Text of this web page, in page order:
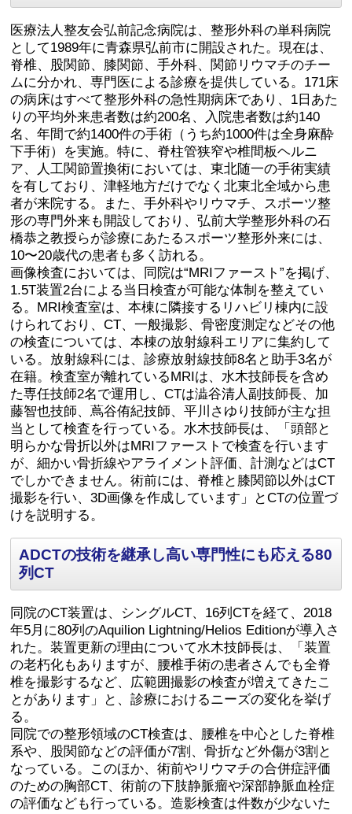
医療法人整友会弘前記念病院は、整形外科の単科病院
として1989年に青森県弘前市に開設された。現在は、
脊椎、股関節、膝関節、手外科、関節リウマチのチー
ムに分かれ、専門医による診療を提供している。171床
の病床はすべて整形外科の急性期病床であり、1日あた
りの平均外来患者数は約200名、入院患者数は約140
名、年間で約1400件の手術（うち約1000件は全身麻酔
下手術）を実施。特に、脊柱管狭窄や椎間板ヘルニ
ア、人工関節置換術においては、東北随一の手術実績
を有しており、津軽地方だけでなく北東北全域から患
者が来院する。また、手外科やリウマチ、スポーツ整
形の専門外来も開設しており、弘前大学整形外科の石
橋恭之教授らが診療にあたるスポーツ整形外来には、
10〜20歳代の患者も多く訪れる。
画像検査においては、同院は“MRIファースト”を掲げ、
1.5T装置2台による当日検査が可能な体制を整えてい
る。MRI検査室は、本棟に隣接するリハビリ棟内に設
けられており、CT、一般撮影、骨密度測定などその他
の検査については、本棟の放射線科エリアに集約して
いる。放射線科には、診療放射線技師8名と助手3名が
在籍。検査室が離れているMRIは、水木技師長を含め
た専任技師2名で運用し、CTは澁谷清人副技師長、加
藤智也技師、蔦谷侑紀技師、平川さゆり技師が主な担
当として検査を行っている。水木技師長は、「頭部と
明らかな骨折以外はMRIファーストで検査を行います
が、細かい骨折線やアライメント評価、計測などはCT
でしかできません。術前には、脊椎と膝関節以外はCT
撮影を行い、3D画像を作成しています」とCTの位置づ
けを説明する。
ADCTの技術を継承し高い専門性にも応える80
列CT
同院のCT装置は、シングルCT、16列CTを経て、2018
年5月に80列のAquilion Lightning/Helios Editionが導入さ
れた。装置更新の理由について水木技師長は、「装置
の老朽化もありますが、腰椎手術の患者さんでも全脊
椎を撮影するなど、広範囲撮影の検査が増えてきたこ
とがあります」と、診療におけるニーズの変化を挙げ
る。
同院での整形領域のCT検査は、腰椎を中心とした脊椎
系や、股関節などの評価が7割、骨折など外傷が3割と
なっている。このほか、術前やリウマチの合併症評価
のための胸部CT、術前の下肢静脈瘤や深部静脈血栓症
の評価なども行っている。造影検査は件数が少ないた